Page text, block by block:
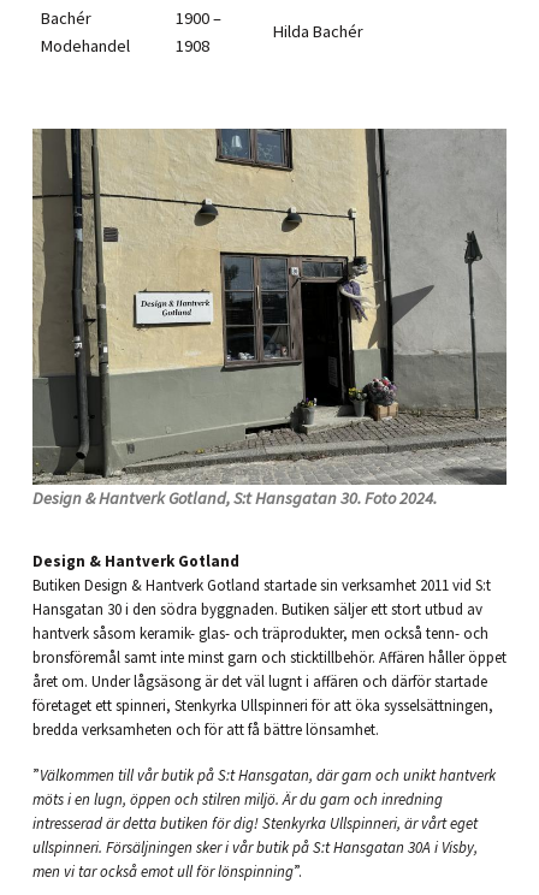
Bachér
Modehandel
1900 –
1908
Hilda Bachér
Design & Hantverk Gotland, S:t Hansgatan 30. Foto 2024.
Design & Hantverk Gotland
Butiken Design & Hantverk Gotland startade sin verksamhet 2011 vid S:t
Hansgatan 30 i den södra byggnaden. Butiken säljer ett stort utbud av
hantverk såsom keramik- glas- och träprodukter, men också tenn- och
bronsföremål samt inte minst garn och sticktillbehör. Affären håller öppet
året om. Under lågsäsong är det väl lugnt i affären och därför startade
företaget ett spinneri, Stenkyrka Ullspinneri för att öka sysselsättningen,
bredda verksamheten och för att få bättre lönsamhet.
”Välkommen till vår butik på S:t Hansgatan, där garn och unikt hantverk
möts i en lugn, öppen och stilren miljö. Är du garn och inredning
intresserad är detta butiken för dig! Stenkyrka Ullspinneri, är vårt eget
ullspinneri. Försäljningen sker i vår butik på S:t Hansgatan 30A i Visby,
men vi tar också emot ull för lönspinning”.